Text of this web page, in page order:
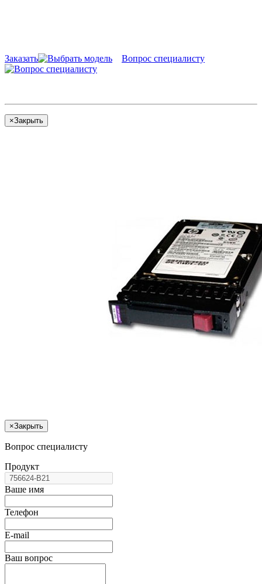
Заказать Вопрос специалисту
×Закрыть
×Закрыть
Вопрос специалисту
Продукт
Ваше имя
Телефон
E-mail
Ваш вопрос